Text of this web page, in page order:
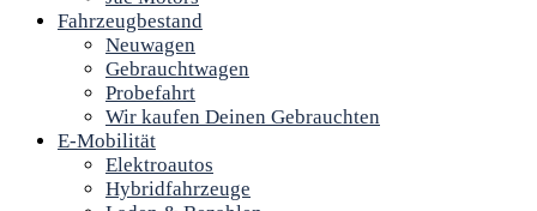
Fahrzeugbestand
Neuwagen
Gebrauchtwagen
Probefahrt
Wir kaufen Deinen Gebrauchten
E-Mobilität
Elektroautos
Hybridfahrzeuge